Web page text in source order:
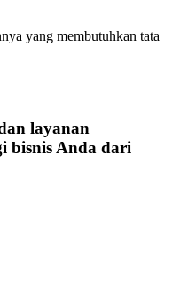
yang membutuhkan tata
layanan
bisnis Anda dari